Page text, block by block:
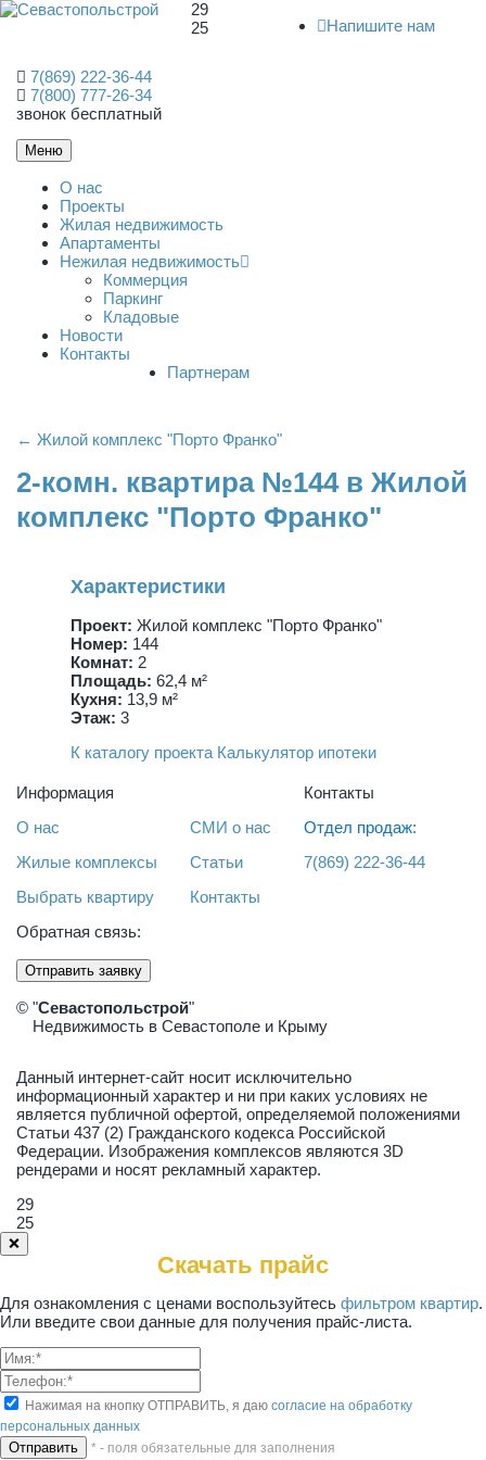
29
25
Напишите нам
7(869) 222-36-44
7(800) 777-26-34
звонок бесплатный
Меню
О нас
Проекты
Жилая недвижимость
Апартаменты
Нежилая недвижимость
Коммерция
Паркинг
Кладовые
Новости
Контакты
Партнерам
← Жилой комплекс "Порто Франко"
2-комн. квартира №144 в Жилой
комплекс "Порто Франко"
Характеристики
Проект: Жилой комплекс "Порто Франко"
Номер: 144
Комнат: 2
Площадь: 62,4 м²
Кухня: 13,9 м²
Этаж: 3
К каталогу проекта Калькулятор ипотеки
Информация
О нас
Жилые комплексы
Выбрать квартиру
СМИ о нас
Статьи
Контакты
Контакты
Отдел продаж:
7(869) 222-36-44
Обратная связь:
Отправить заявку
© "Севастопольстрой"
Недвижимость в Севастополе и Крыму
Данный интернет-сайт носит исключительно
информационный характер и ни при каких условиях не
является публичной офертой, определяемой положениями
Статьи 437 (2) Гражданского кодекса Российской
Федерации. Изображения комплексов являются 3D
рендерами и носят рекламный характер.
29
25
❌
Скачать прайс
Для ознакомления с ценами воспользуйтесь фильтром квартир.
Или введите свои данные для получения прайс-листа.
Нажимая на кнопку ОТПРАВИТЬ, я даю согласие на обработку
персональных данных
* - поля обязательные для заполнения